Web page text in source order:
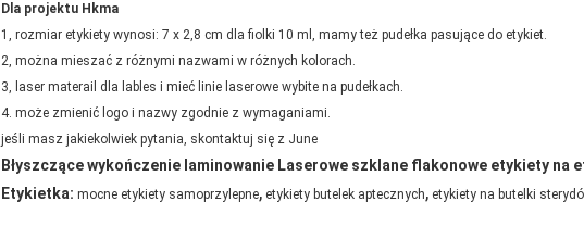
Dla projektu Hkma
1, rozmiar etykiety wynosi: 7 x 2,8 cm dla fiolki 10 ml, mamy też pudełka pasujące do etykiet.
2, można mieszać z różnymi nazwami w różnych kolorach.
3, laser materail dla lables i mieć linie laserowe wybite na pudełkach.
4. może zmienić logo i nazwy zgodnie z wymaganiami.
jeśli masz jakiekolwiek pytania, skontaktuj się z June
Błyszczące wykończenie laminowanie Laserowe szklane flakonowe etykiety na
Etykietka: mocne etykiety samoprzylepne, etykiety butelek aptecznych, etykiety na butelki